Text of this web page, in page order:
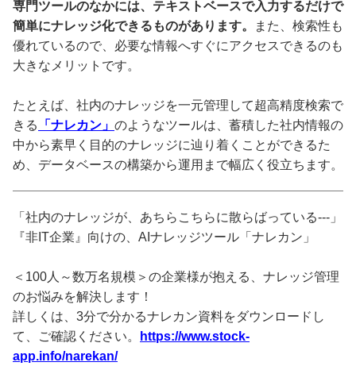
専門ツールのなかには、テキストベースで入力するだけで
簡単にナレッジ化できるものがあります。
また、検索性も
優れているので、必要な情報へすぐにアクセスできるのも
大きなメリットです。
たとえば、社内のナレッジを一元管理して超高精度検索で
きる
「ナレカン」 のようなツールは、蓄積した社内情報の
中から素早く目的のナレッジに辿り着くことができるた
め、データベースの構築から運用まで幅広く役立ちます。
「社内のナレッジが、あちらこちらに散らばっている---」
『非IT企業』向けの、AIナレッジツール「ナレカン」
＜100人～数万名規模＞の企業様が抱える、ナレッジ管理
のお悩みを解決します！
詳しくは、3分で分かるナレカン資料をダウンロードし
て、ご確認ください。
https://www.stock-
app.info/narekan/